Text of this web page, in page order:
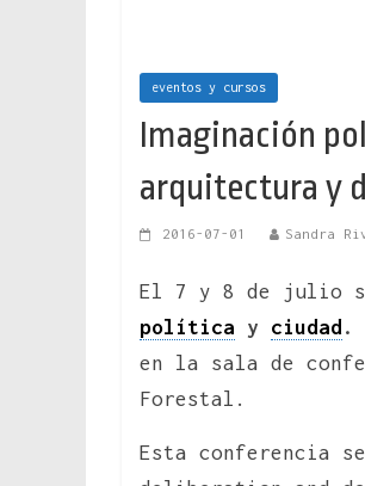
eventos y cursos
Imaginación
arquitectura y
2016-07-01 Sandra
El 7 y 8 de julio
política y ciudad .
en la sala de
Forestal.
Esta conferencia